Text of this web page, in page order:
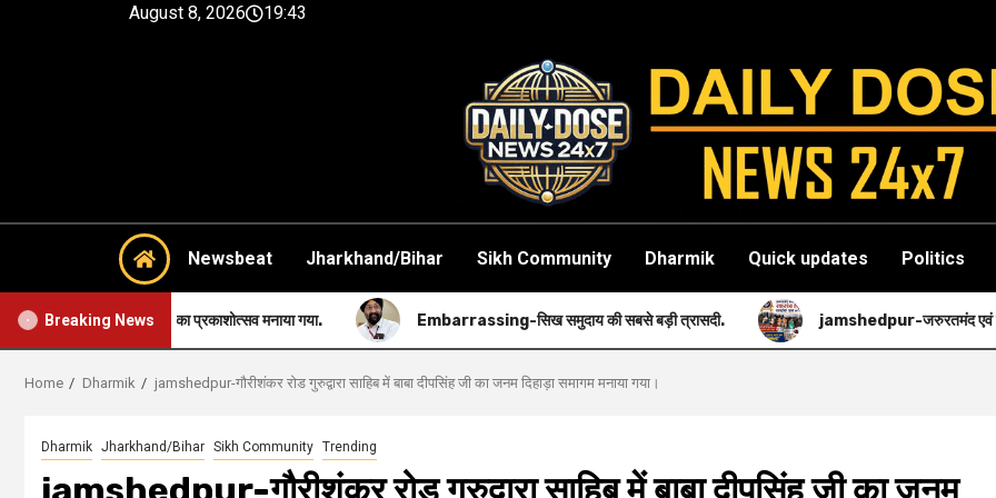
August 8, 2026 19:43
Newsbeat Jharkhand/Bihar Sikh Community Dharmik Quick updates Politics
Breaking News
का प्रकाशोत्सव मनाया गया. Embarrassing-सिख समुदाय की सबसे बड़ी त्रासदी. jamshedpur-जरुरतमंद एवं गरीब मरीजों की मदद करने
Home Dharmik jamshedpur-गौरीशंकर रोड गुरुद्वारा साहिब में बाबा दीपसिंह जी का जनम दिहाड़ा समागम मनाया गया।
Dharmik Jharkhand/Bihar Sikh Community Trending